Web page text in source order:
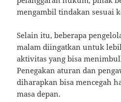
mengambil tindakan sesuai
Selain itu, beberapa
malam diingatkan untuk
aktivitas yang bisa
Penegakan aturan dan
diharapkan bisa mencegah
masa depan.